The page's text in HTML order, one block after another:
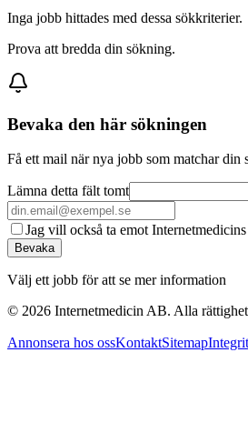
Inga jobb hittades med dessa sökkriterier.
Prova att bredda din sökning.
Bevaka den här sökningen
Få ett mail när nya jobb som matchar din
Lämna detta fält tomt
Jag vill också ta emot
Bevaka
Välj ett jobb för att se mer information
© 2026 Internetmedicin AB. Alla
Annonsera hos ossKontaktSitemap